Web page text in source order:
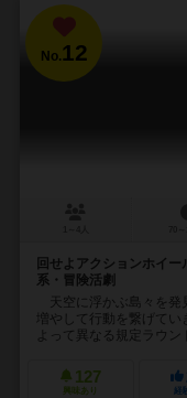
No.12
回せよアクションホイ
系・冒険活劇
天空に浮かぶ島々を発
増やして行動を繋げて
よって異なる規定ラウ
127
興味あり 経